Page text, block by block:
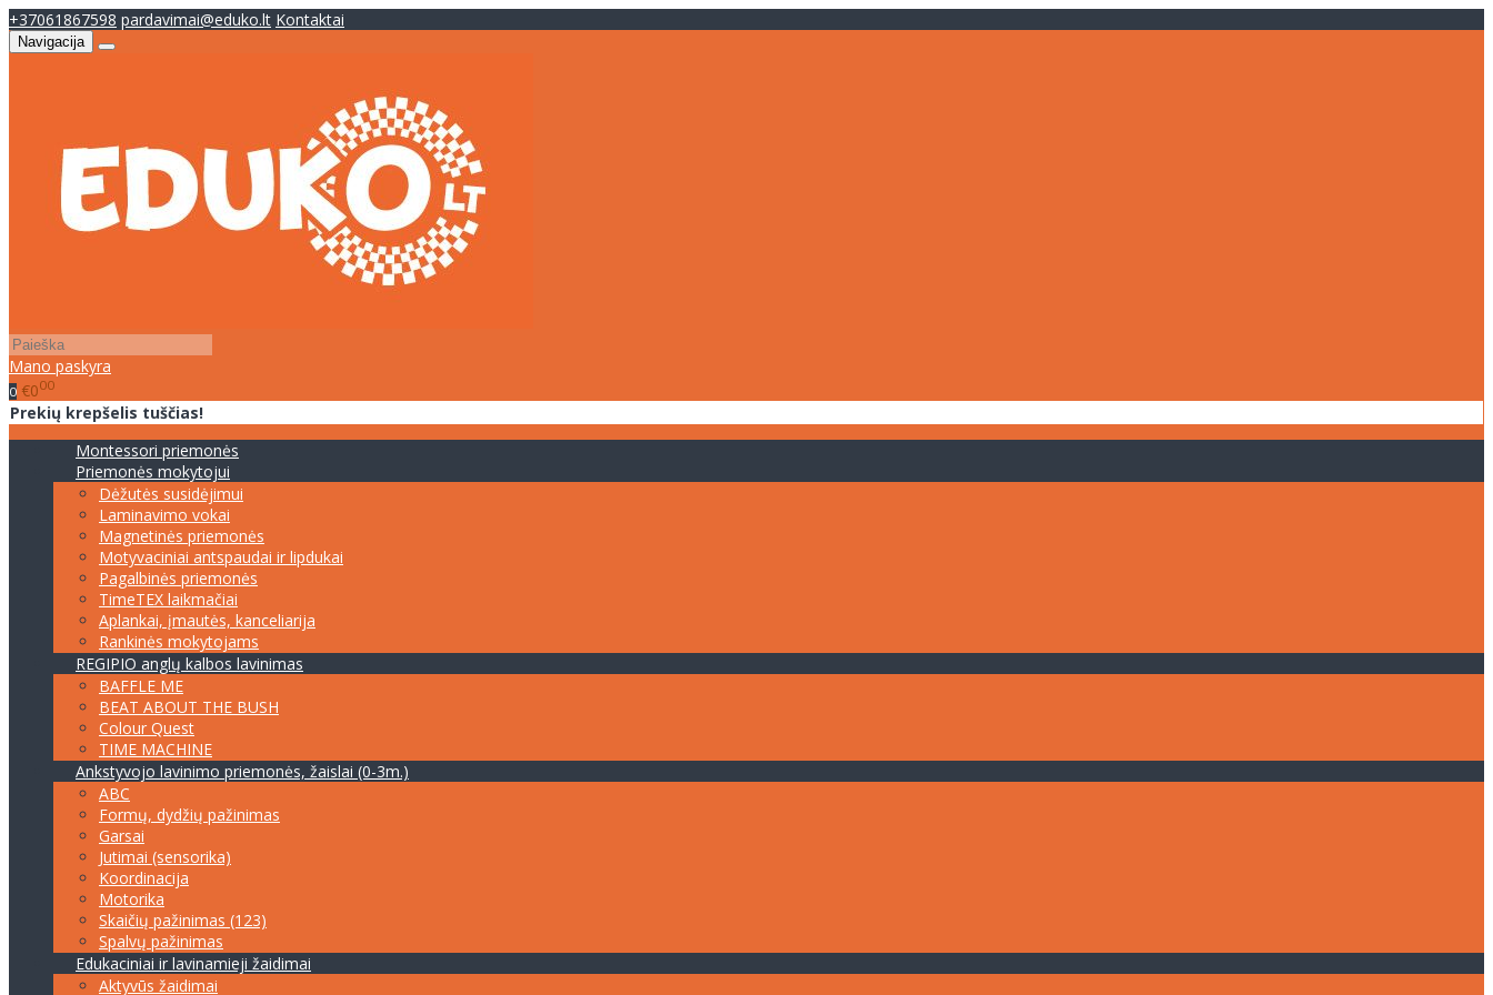
+37061867598 pardavimai@eduko.lt Kontaktai
Navigacija
Mano paskyra
0 €000
Prekių krepšelis tuščias!
Montessori priemonės
Priemonės mokytojui
Dėžutės susidėjimui
Laminavimo vokai
Magnetinės priemonės
Motyvaciniai antspaudai ir lipdukai
Pagalbinės priemonės
TimeTEX laikmačiai
Aplankai, įmautės, kanceliarija
Rankinės mokytojams
REGIPIO anglų kalbos lavinimas
BAFFLE ME
BEAT ABOUT THE BUSH
Colour Quest
TIME MACHINE
Ankstyvojo lavinimo priemonės, žaislai (0-3m.)
ABC
Formų, dydžių pažinimas
Garsai
Jutimai (sensorika)
Koordinacija
Motorika
Skaičių pažinimas (123)
Spalvų pažinimas
Edukaciniai ir lavinamieji žaidimai
Aktyvūs žaidimai